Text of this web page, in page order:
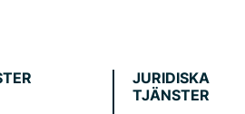
JURIDISKA
TJÄNSTER